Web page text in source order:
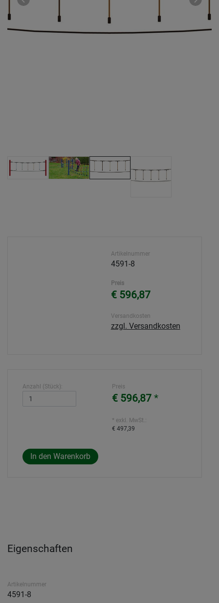
Artikelnummer
4591-8
Preis
€ 596,87
Versandkosten
zzgl. Versandkosten
Anzahl (Stück): Preis
€ 596,87 *
* exkl. MwSt.:
€ 497,39
Eigenschaften
Artikelnummer
4591-8